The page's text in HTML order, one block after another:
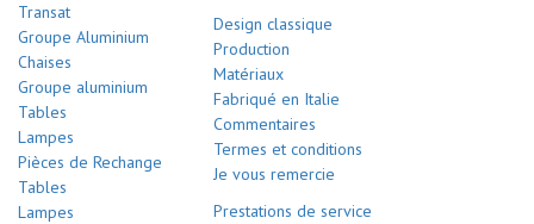
Transat
Groupe Aluminium
Chaises
Groupe aluminium
Tables
Lampes
Pièces de Rechange
Tables
Lampes
Design classique
Production
Matériaux
Fabriqué en Italie
Commentaires
Termes et conditions
Je vous remercie
Prestations de service